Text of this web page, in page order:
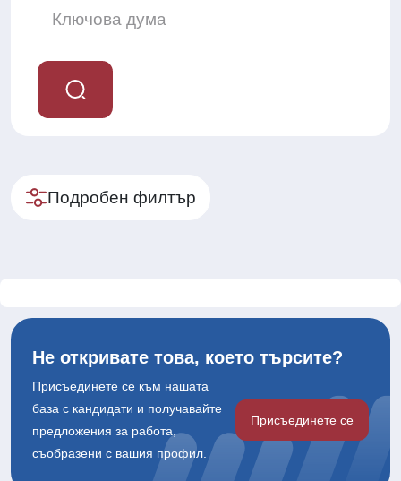
Подробен филтър
Не откривате това, което търсите?
Присъединете се към нашата
база с кандидати и получавайте
предложения за работа,
съобразени с вашия профил.
Присъединете се